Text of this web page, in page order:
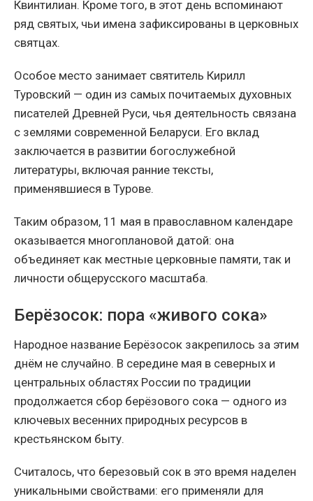
Квинтилиан. Кроме того, в этот день вспоминают
ряд святых, чьи имена зафиксированы в церковных
святцах.
Особое место занимает святитель Кирилл
Туровский — один из самых почитаемых духовных
писателей Древней Руси, чья деятельность связана
с землями современной Беларуси. Его вклад
заключается в развитии богослужебной
литературы, включая ранние тексты,
применявшиеся в Турове.
Таким образом, 11 мая в православном календаре
оказывается многоплановой датой: она
объединяет как местные церковные памяти, так и
личности общерусского масштаба.
Берёзосок: пора «живого сока»
Народное название Берёзосок закрепилось за этим
днём не случайно. В середине мая в северных и
центральных областях России по традиции
продолжается сбор берёзового сока — одного из
ключевых весенних природных ресурсов в
крестьянском быту.
Считалось, что березовый сок в это время наделен
уникальными свойствами: его применяли для